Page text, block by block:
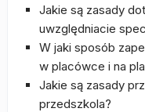
Jakie są zasady
uwzględniacie
W jaki sposób
w placówce i na
Jakie są zasady
przedszkola?